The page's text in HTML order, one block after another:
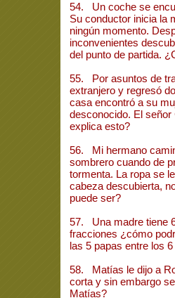
54. Un coche se
Su conductor inicia la
ningún momento.
inconvenientes
del punto de partida.
55. Por asuntos de
extranjero y regresó
casa encontró a su
desconocido. El
explica esto?
56. Mi hermano
sombrero cuando de
tormenta. La ropa se
cabeza descubierta,
puede ser?
57. Una madre tiene
fracciones ¿cómo
las 5 papas entre los
58. Matías le dijo a
corta y sin embargo
Matías?